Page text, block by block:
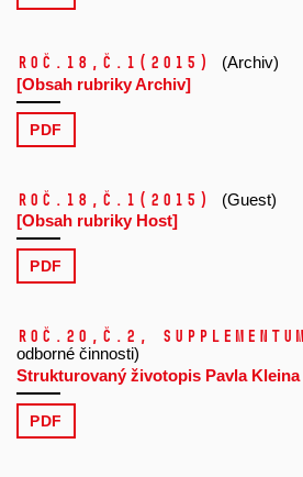
Roč.18, č.1 (2015)
(Archiv)
[Obsah rubriky Archiv]
PDF
Roč.18, č.1 (2015)
(Guest)
[Obsah rubriky Host]
PDF
Roč.20, č.2, Supplementum
odborné činnosti)
Strukturovaný životopis Pavla Kleina
PDF